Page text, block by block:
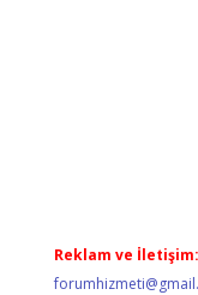
Reklam ve İletişim: